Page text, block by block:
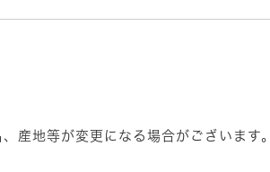
産地等が変更になる場合がございます。